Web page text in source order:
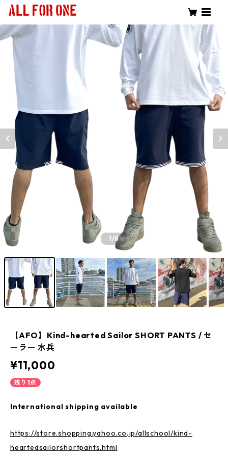
1/8
【AFO】Kind-hearted Sailor SHORT PANTS / セ
ーラー 水兵
¥11,000
残り1点
International shipping available
https://store.shopping.yahoo.co.jp/allschool/kind-
heartedsailorshortpants.html